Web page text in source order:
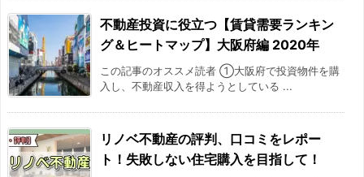
不動産投資に役立つ【賃貸需要ランキン
グ＆ヒートマップ】大阪府編 2020年
この記事のオススメ読者 ①大阪府で投資物件を購
入し、不動産収入を得ようとしている ...
リノベ不動産の評判、口コミをレポー
ト！失敗しない住宅購入を目指して！